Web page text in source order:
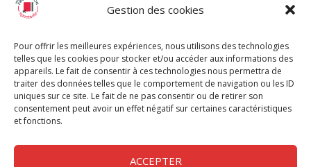
Gestion des cookies
Pour offrir les meilleures expériences, nous utilisons des technologies
telles que les cookies pour stocker et/ou accéder aux informations des
appareils. Le fait de consentir à ces technologies nous permettra de
traiter des données telles que le comportement de navigation ou les ID
uniques sur ce site. Le fait de ne pas consentir ou de retirer son
consentement peut avoir un effet négatif sur certaines caractéristiques
et fonctions.
ACCEPTER
Chèque Intermittents
Chèque Compta
Chèque Emploi Spectacle
G-Pods
Profession Audio-visuel